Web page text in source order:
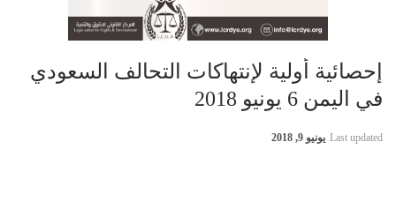
إحصائية أولية لإنتهاكات التحالف السعودي
في اليمن 6 يونيو 2018
Last updated يونيو 9, 2018